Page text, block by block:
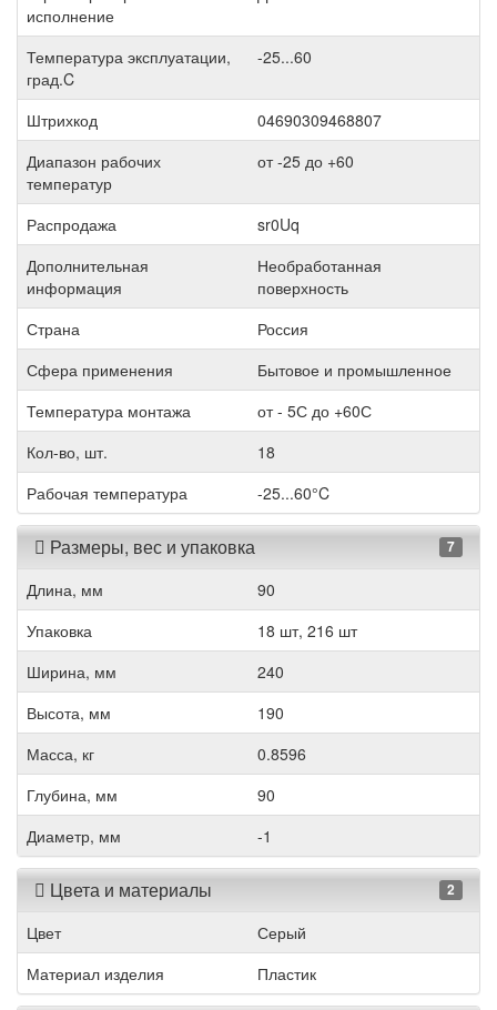
исполнение
Температура эксплуатации,
град.C
-25...60
Штрихкод
04690309468807
Диапазон рабочих
температур
от -25 до +60
Распродажа
sr0Uq
Дополнительная
информация
Необработанная
поверхность
Страна
Россия
Сфера применения
Бытовое и промышленное
Температура монтажа
от - 5С до +60С
Кол-во, шт.
18
Рабочая температура
-25...60°C
Размеры, вес и упаковка 7
Длина, мм
90
Упаковка
18 шт, 216 шт
Ширина, мм
240
Высота, мм
190
Масса, кг
0.8596
Глубина, мм
90
Диаметр, мм
-1
Цвета и материалы 2
Цвет
Серый
Материал изделия
Пластик